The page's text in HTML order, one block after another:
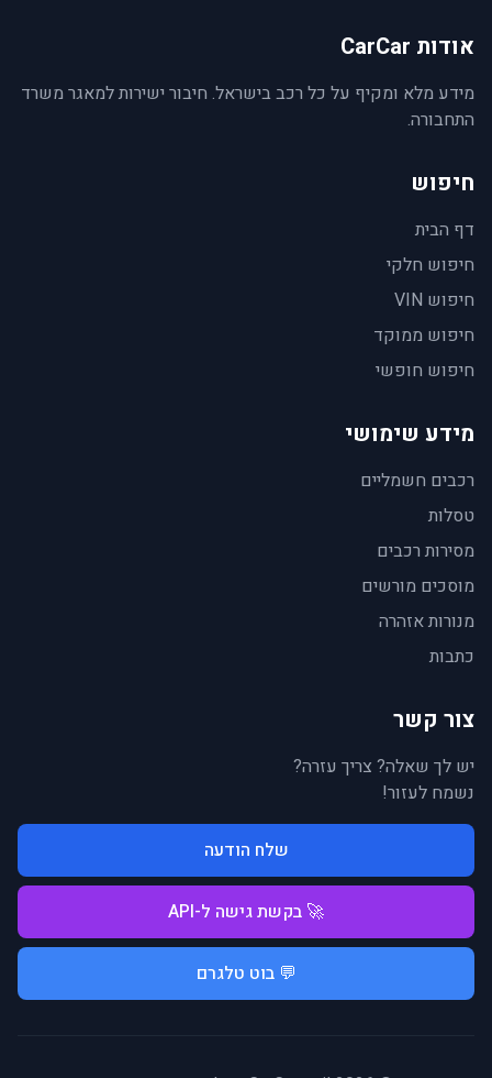
אודות CarCar
מידע מלא ומקיף על כל רכב בישראל. חיבור ישירות למאגר משרד
התחבורה.
חיפוש
דף הבית
חיפוש חלקי
חיפוש VIN
חיפוש ממוקד
חיפוש חופשי
מידע שימושי
רכבים חשמליים
טסלות
מסירות רכבים
מוסכים מורשים
מנורות אזהרה
כתבות
צור קשר
יש לך שאלה? צריך עזרה?
נשמח לעזור!
שלח הודעה
🚀 בקשת גישה ל-API
💬 בוט טלגרם